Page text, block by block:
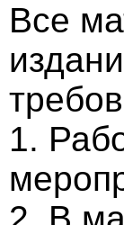
Все
1.